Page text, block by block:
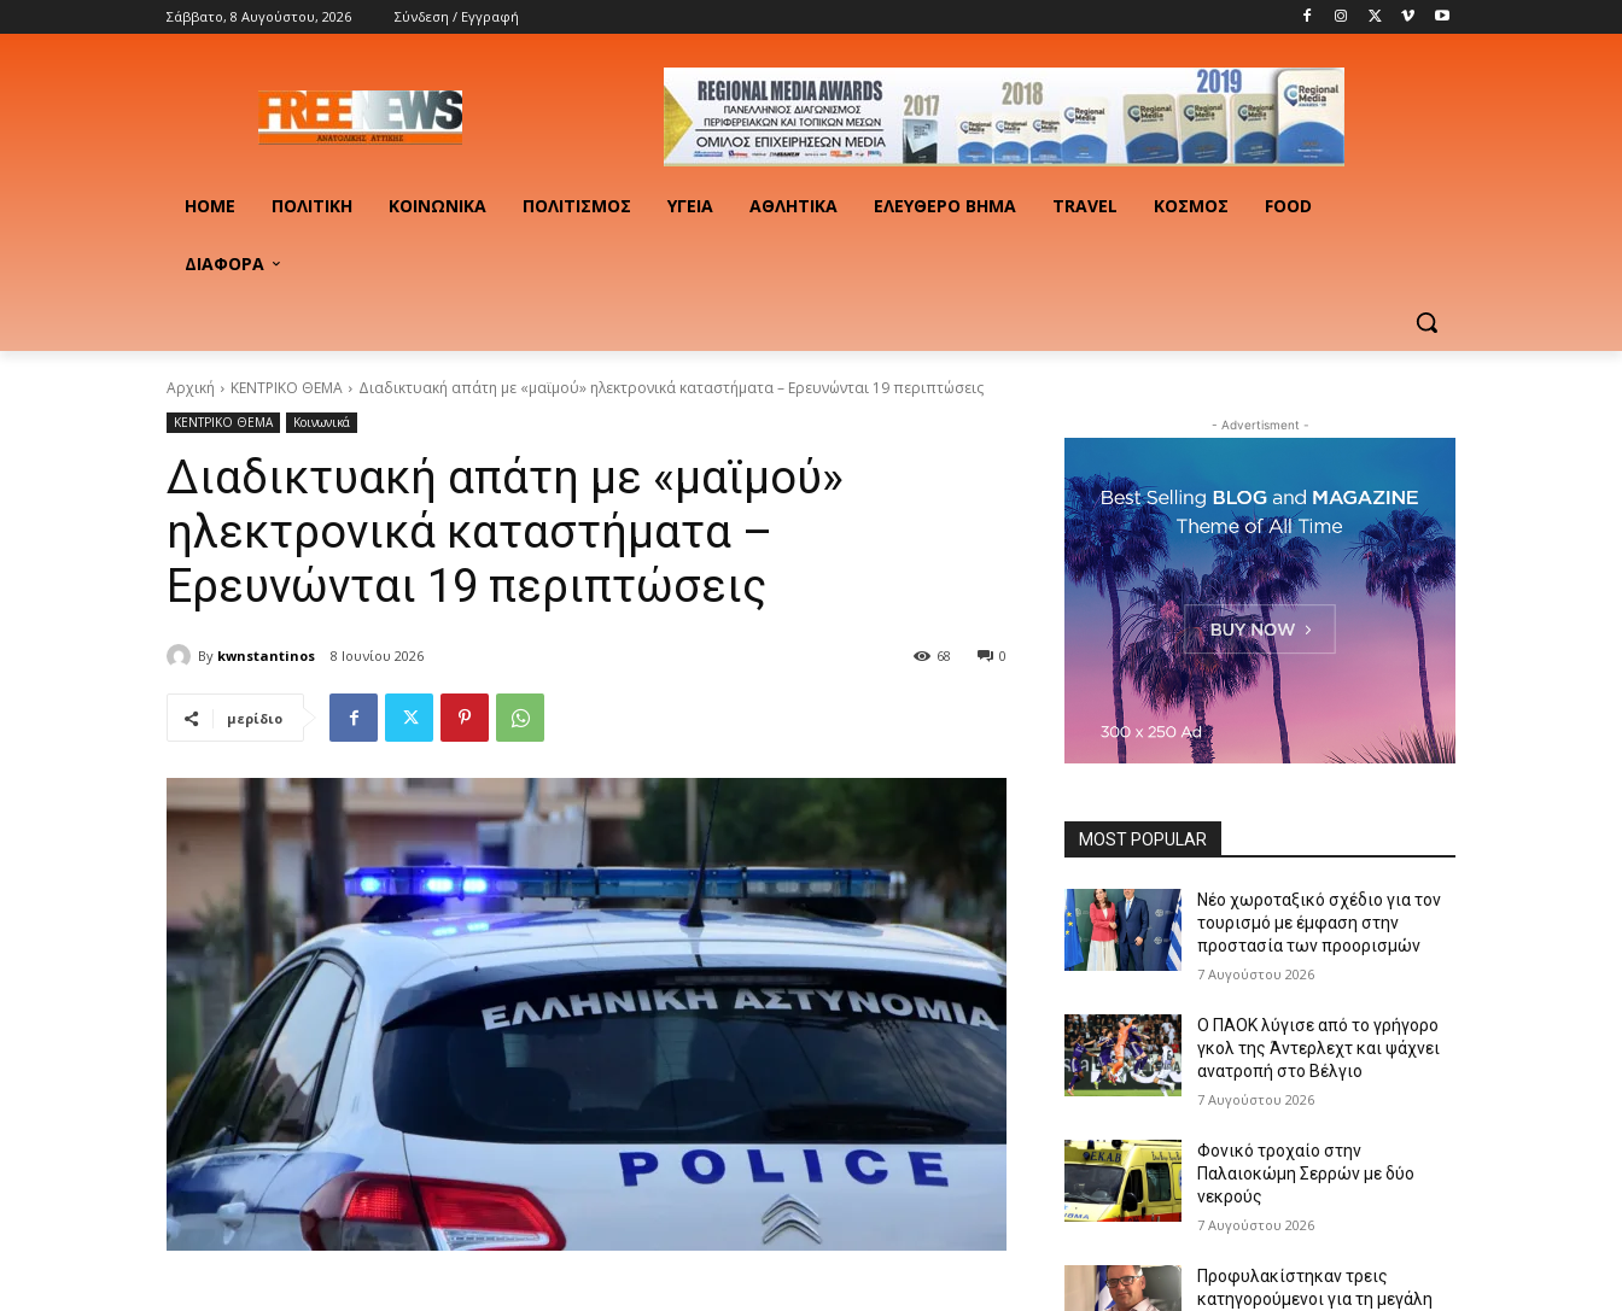
Σάββατο, 8 Αυγούστου, 2026 Σύνδεση / Εγγραφή
HOME ΠΟΛΙΤΙΚΉ ΚΟΙΝΩΝΙΚΆ ΠΟΛΙΤΙΣΜΌΣ ΥΓΕΊΑ ΑΘΛΗΤΙΚΆ ΕΛΕΎΘΕΡΟ ΒΉΜΑ TRAVEL ΚΟΣΜΟΣ FOOD
ΔΙΑΦΟΡΑ
Αρχική ΚΕΝΤΡΙΚΟ ΘΕΜΑ Διαδικτυακή απάτη με «μαϊμού» ηλεκτρονικά καταστήματα – Ερευνώνται 19 περιπτώσεις
ΚΕΝΤΡΙΚΟ ΘΕΜΑ Κοινωνικά
Διαδικτυακή απάτη με «μαϊμού»
ηλεκτρονικά καταστήματα –
Ερευνώνται 19 περιπτώσεις
By kwnstantinos 8 Ιουνίου 2026 0
68
μερίδιο
- Advertisment -
MOST POPULAR
Νέο χωροταξικό σχέδιο για τον
τουρισμό με έμφαση στην
προστασία των προορισμών
7 Αυγούστου 2026
Ο ΠΑΟΚ λύγισε από το γρήγορο
γκολ της Άντερλεχτ και ψάχνει
ανατροπή στο Βέλγιο
7 Αυγούστου 2026
Φονικό τροχαίο στην
Παλαιοκώμη Σερρών με δύο
νεκρούς
7 Αυγούστου 2026
Προφυλακίστηκαν τρεις
κατηγορούμενοι για τη μεγάλη